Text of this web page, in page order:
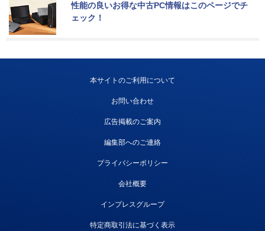
性能の良いお得な中古PC情報はこのページでチ
ェック！
本サイトのご利用について
お問い合わせ
広告掲載のご案内
編集部へのご連絡
プライバシーポリシー
会社概要
インプレスグループ
特定商取引法に基づく表示